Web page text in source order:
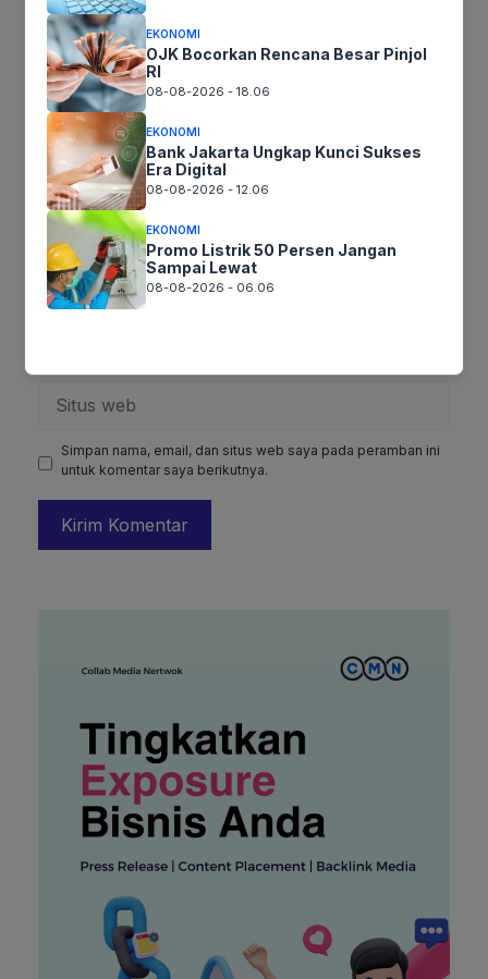
Komentar
Nama
Simpan nama, email, dan situs web saya pada peramban ini
untuk komentar saya berikutnya.
EKONOMI
OJK Bocorkan Rencana Besar Pinjol
RI
08-08-2026 - 18.06
EKONOMI
Bank Jakarta Ungkap Kunci Sukses
Era Digital
08-08-2026 - 12.06
EKONOMI
Promo Listrik 50 Persen Jangan
Sampai Lewat
08-08-2026 - 06.06